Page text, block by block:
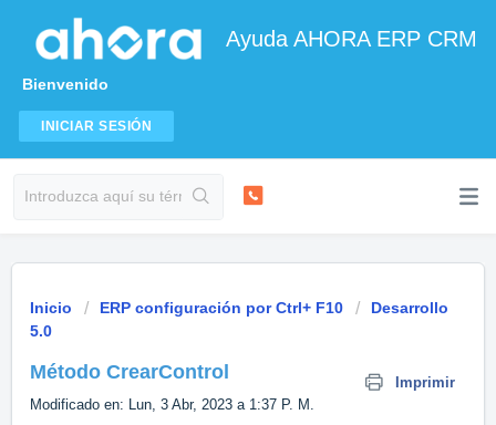
Ayuda AHORA ERP CRM
Bienvenido
INICIAR SESIÓN
Inicio ERP configuración por Ctrl+ F10
Desarrollo
5.0
Método CrearControl
Imprimir
Modificado en: Lun, 3 Abr, 2023 a 1:37 P. M.